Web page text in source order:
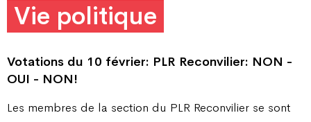
Vie politique
Votations du 10 février: PLR Reconvilier: NON -
OUI - NON!
Les membres de la section du PLR Reconvilier se sont